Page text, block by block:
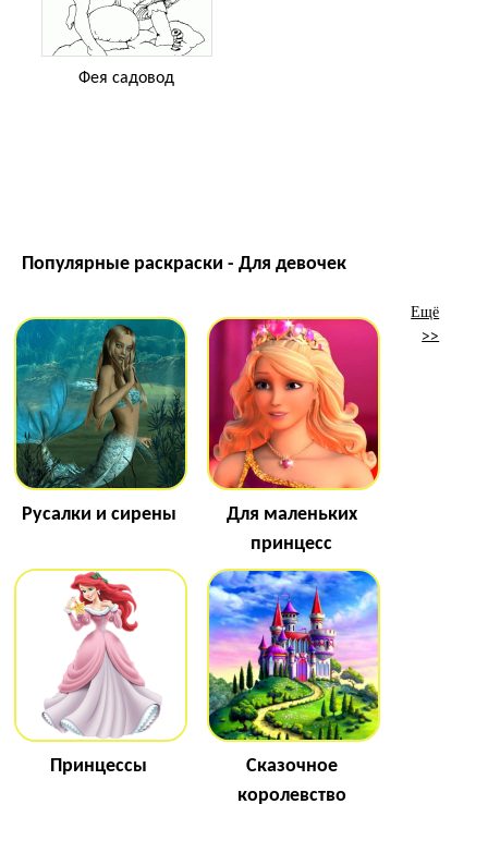
Фея садовод
Популярные раскраски - Для девочек
Русалки и сирены
Для маленьких
принцесс
Принцессы
Сказочное
королевство
Ещё
>>